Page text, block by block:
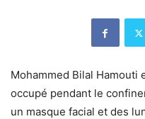
Mohammed Bilal Hamouti
occupé pendant le
un masque facial et des